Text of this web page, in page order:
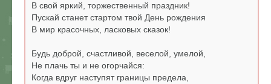
В свой яркий, торжественный праздник!
Пускай станет стартом твой День рождения
В мир красочных, ласковых сказок!
Будь доброй, счастливой, веселой, умелой,
Не плачь ты и не огорчайся:
Когда вдруг наступят границы предела,